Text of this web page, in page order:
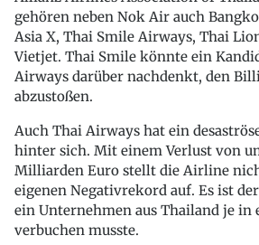
gehören neben Nok Air auch
Asia X, Thai Smile Airways, Thai
Vietjet. Thai Smile könnte ein
Airways darüber nachdenkt, den
abzustoßen.
Auch Thai Airways hat ein
hinter sich. Mit einem Verlust von
Milliarden Euro stellt die Airline
eigenen Negativrekord auf. Es ist
ein Unternehmen aus Thailand je in
verbuchen musste.